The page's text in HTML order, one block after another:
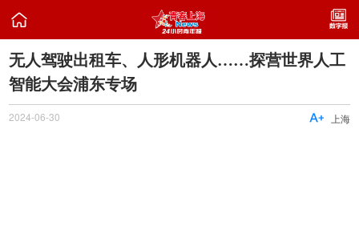

无人驾驶出租车、人形机器人……探营世界人工
智能大会浦东专场
2024-06-30 上海
